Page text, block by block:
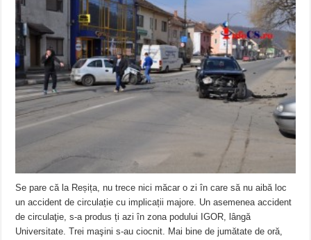
Se pare că la Reșița, nu trece nici măcar o zi în care să nu aibă loc
un accident de circulație cu implicații majore. Un asemenea accident
de circulaţie, s-a produs ți azi în zona podului IGOR, lângă
Universitate. Trei maşini s-au ciocnit. Mai bine de jumătate de oră,